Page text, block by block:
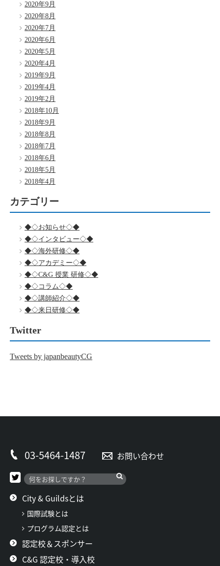
2020年9月
2020年8月
2020年7月
2020年6月
2020年5月
2020年4月
2019年9月
2019年4月
2019年2月
2018年10月
2018年9月
2018年8月
2018年7月
2018年6月
2018年5月
2018年4月
カテゴリー
◆◇お知らせ◇◆
◆◇インタビュー◇◆
◆◇海外研修◇◆
◆◇アカデミー◇◆
◆◇C&G 授業 研修◇◆
◆◇コラム◇◆
◆◇講師紹介◇◆
◆◇来日研修◇◆
Twitter
Tweets by japanbeautyCG
03-5464-1487 お問い合わせ
City & Guildsとは
国際試験とは
プログラム認定とは
認定校＆スポンサー
C&G 認定校・導入校